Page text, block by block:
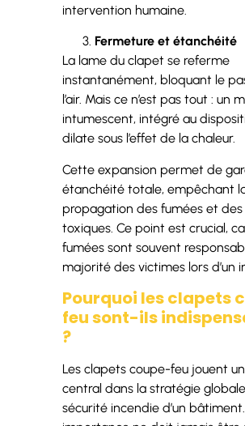
intervention humaine.
Fermeture et étanchéité
La lame du clapet se referme
instantanément, bloquant le
l’air. Mais ce n’est pas tout : un
intumescent, intégré au
dilate sous l’effet de la chaleur.
Cette expansion permet de
étanchéité totale, empêchant
propagation des fumées et
toxiques. Ce point est crucial,
fumées sont souvent
majorité des victimes lors d’un
Pourquoi les clapets
feu sont-ils
?
Les clapets coupe-feu jouent
central dans la stratégie
sécurité incendie d’un